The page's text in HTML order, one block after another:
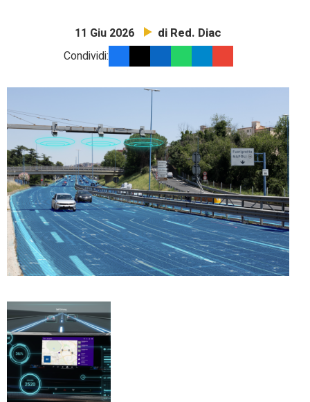
11 Giu 2026 di Red. Diac
Condividi: